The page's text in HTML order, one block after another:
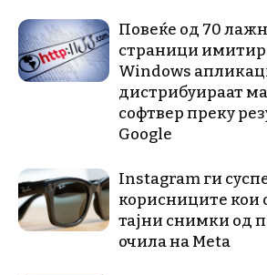
Повеќе од 70
страници
Windows
дистрибуираат
софтвер преку
Google
Instagram ги
корисниците кои
тајни снимки од
очила на Meta